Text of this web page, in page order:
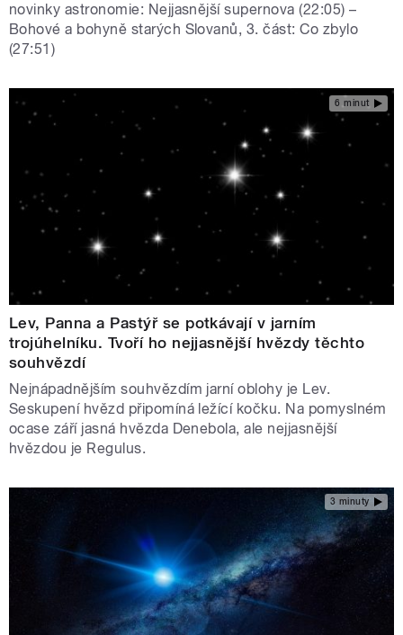
novinky astronomie: Nejjasnější supernova (22:05) –
Bohové a bohyně starých Slovanů, 3. část: Co zbylo
(27:51)
6 minut
Lev, Panna a Pastýř se potkávají v jarním
trojúhelníku. Tvoří ho nejjasnější hvězdy těchto
souhvězdí
Nejnápadnějším souhvězdím jarní oblohy je Lev.
Seskupení hvězd připomíná ležící kočku. Na pomyslném
ocase září jasná hvězda Denebola, ale nejjasnější
hvězdou je Regulus.
3 minuty